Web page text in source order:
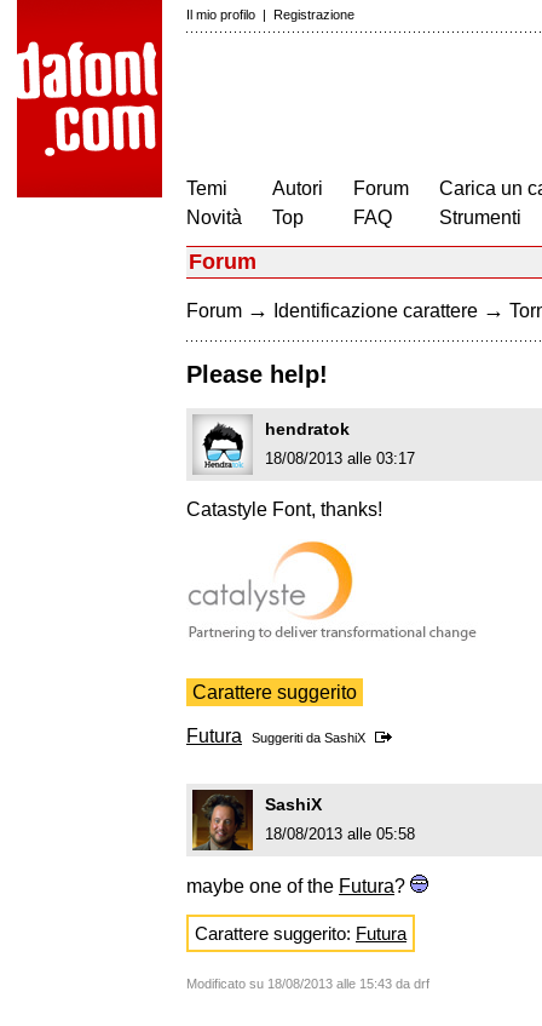
Il mio profilo | Registrazione
Temi
Novità
Autori
Top
Forum
FAQ
Carica un
Strumenti
Forum
Forum → Identificazione carattere →
Please help!
hendratok
18/08/2013 alle 03:17
Catastyle Font, thanks!
Carattere suggerito
Futura Suggeriti da SashiX
SashiX
18/08/2013 alle 05:58
maybe one of the Futura?
Carattere suggerito: Futura
Modificato su 18/08/2013 alle 15:43 da drf